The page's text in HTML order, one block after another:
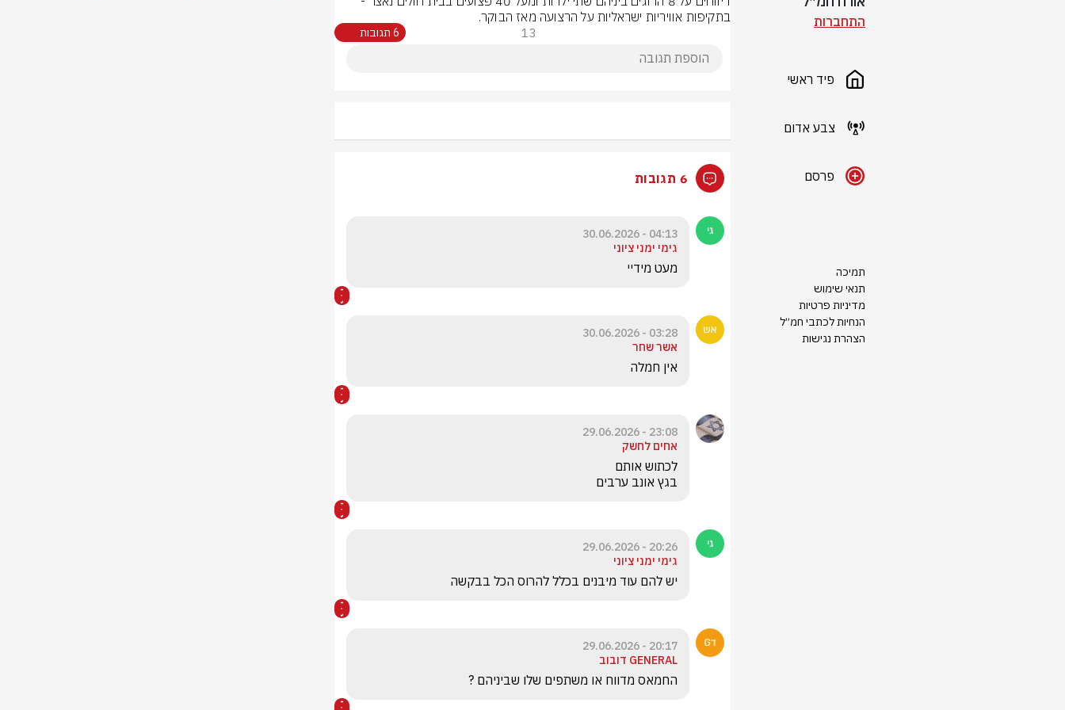
התחברות
פיד ראשי
צבע אדום
פרסם
תמיכה
תנאי שימוש
מדיניות פרטיות
הנחיות לכתבי חמ״ל
הצהרת נגישות
בתקיפות אוויריות ישראליות על הרצועה מאז הבוקר.
13 6 תגובות
6 תגובות
04:13 - 30.06.2026
גימי ימני ציוני
מעט מידיי
03:28 - 30.06.2026
אשר שחר
אין חמלה
23:08 - 29.06.2026
אחים לחשק
בגץ אונב ערבים
20:26 - 29.06.2026
גימי ימני ציוני
יש להם עוד מיבנים בכלל להרוס הכל בבקשה
20:17 - 29.06.2026
GENERAL דובוב
החמאס מדווח או משתפים שלו שביניהם ?